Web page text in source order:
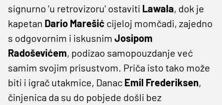
signurno 'u retrovizoru' ostaviti Lawala, dok je
kapetan Dario Marešić cijeloj momčadi, zajedno
s odgovornim i iskusnim Josipom
Radoševićem, podizao samopouzdanje već
samim svojim prisustvom. Priča isto tako može
biti i igrač utakmice, Danac Emil Frederiksen,
činjenica da su do pobjede došli bez